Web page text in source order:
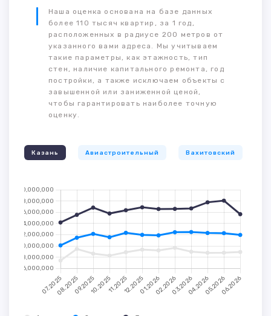
Наша оценка основана на базе данных
более 110 тысяч квартир, за 1 год,
расположенных в радиусе 200 метров от
указанного вами адреса. Мы учитываем
такие параметры, как этажность, тип
стен, наличие капитального ремонта, год
постройки, а также исключаем объекты с
завышенной или заниженной ценой,
чтобы гарантировать наиболее точную
оценку.
Казань Авиастроительный Вахитовский